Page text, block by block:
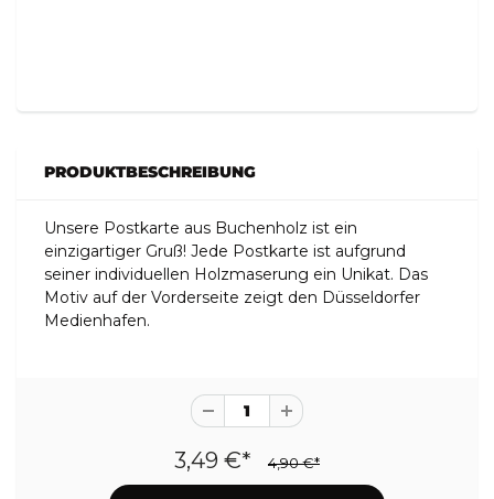
PRODUKTBESCHREIBUNG
Unsere Postkarte aus Buchenholz ist ein
einzigartiger Gruß! Jede Postkarte ist aufgrund
seiner individuellen Holzmaserung ein Unikat. Das
Motiv auf der Vorderseite zeigt den Düsseldorfer
Medienhafen.
3,49 €* 4,90 €*